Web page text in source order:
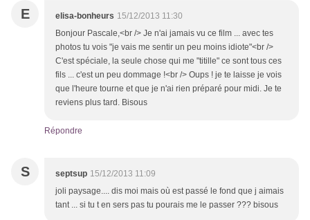
E elisa-bonheurs 15/12/2013 11:30
Bonjour Pascale,<br /> Je n'ai jamais vu ce film ... avec tes
photos tu vois "je vais me sentir un peu moins idiote"<br />
C'est spéciale, la seule chose qui me "titille" ce sont tous ces
fils ... c'est un peu dommage !<br /> Oups ! je te laisse je vois
que l'heure tourne et que je n'ai rien préparé pour midi. Je te
reviens plus tard. Bisous
Répondre
S septsup 15/12/2013 11:09
joli paysage.... dis moi mais où est passé le fond que j aimais
tant ... si tu t en sers pas tu pourais me le passer ??? bisous